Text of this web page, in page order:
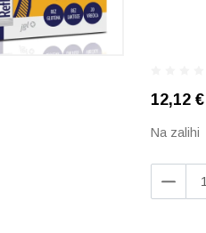
12,12€
Na zalihi